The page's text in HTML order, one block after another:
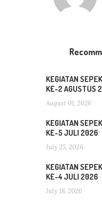
KEGIATAN
KE-2 AGUSTUS
August 01, 2026
KEGIATAN
KE-5 JULI 2026
July 25, 2026
KEGIATAN
KE-4 JULI 2026
July 18, 2026